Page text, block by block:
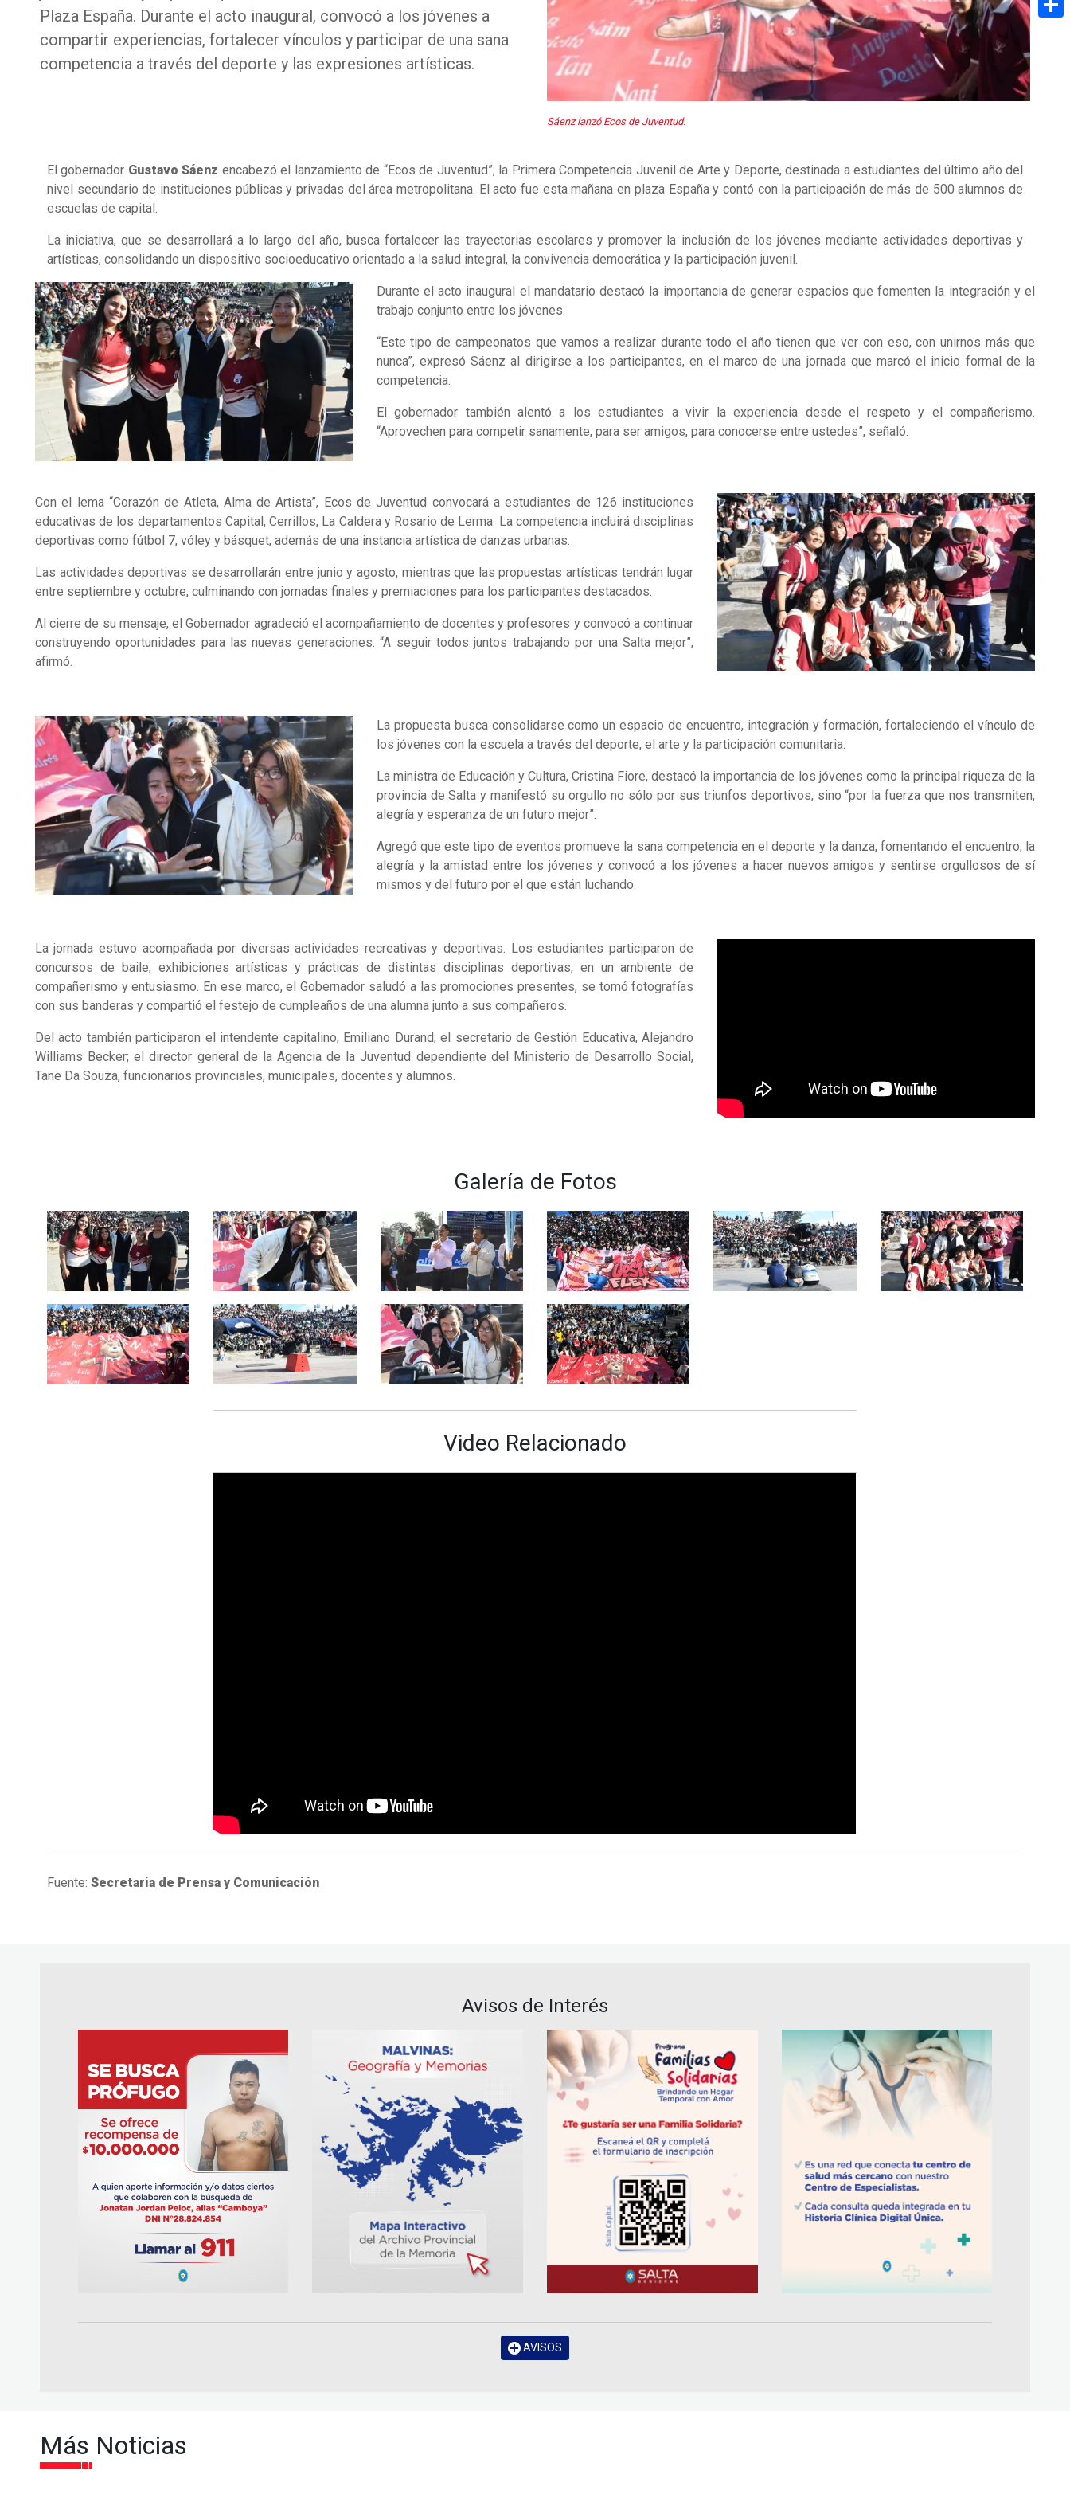
Plaza España. Durante el acto inaugural, convocó a los jóvenes a
compartir experiencias, fortalecer vínculos y participar de una sana
competencia a través del deporte y las expresiones artísticas.
Sáenz lanzó Ecos de Juventud.
El gobernador Gustavo Sáenz encabezó el lanzamiento de “Ecos de Juventud”, la Primera Competencia Juvenil de Arte y Deporte, destinada a estudiantes del último año del
nivel secundario de instituciones públicas y privadas del área metropolitana. El acto fue esta mañana en plaza España y contó con la participación de más de 500 alumnos de
escuelas de capital.
La iniciativa, que se desarrollará a lo largo del año, busca fortalecer las trayectorias escolares y promover la inclusión de los jóvenes mediante actividades deportivas y
artísticas, consolidando un dispositivo socioeducativo orientado a la salud integral, la convivencia democrática y la participación juvenil.
Durante el acto inaugural el mandatario destacó la importancia de generar espacios que fomenten la integración y el
trabajo conjunto entre los jóvenes.
“Este tipo de campeonatos que vamos a realizar durante todo el año tienen que ver con eso, con unirnos más que
nunca”, expresó Sáenz al dirigirse a los participantes, en el marco de una jornada que marcó el inicio formal de la
competencia.
El gobernador también alentó a los estudiantes a vivir la experiencia desde el respeto y el compañerismo.
“Aprovechen para competir sanamente, para ser amigos, para conocerse entre ustedes”, señaló.
Con el lema “Corazón de Atleta, Alma de Artista”, Ecos de Juventud convocará a estudiantes de 126 instituciones
educativas de los departamentos Capital, Cerrillos, La Caldera y Rosario de Lerma. La competencia incluirá disciplinas
deportivas como fútbol 7, vóley y básquet, además de una instancia artística de danzas urbanas.
Las actividades deportivas se desarrollarán entre junio y agosto, mientras que las propuestas artísticas tendrán lugar
entre septiembre y octubre, culminando con jornadas finales y premiaciones para los participantes destacados.
Al cierre de su mensaje, el Gobernador agradeció el acompañamiento de docentes y profesores y convocó a continuar
construyendo oportunidades para las nuevas generaciones. “A seguir todos juntos trabajando por una Salta mejor”,
afirmó.
La propuesta busca consolidarse como un espacio de encuentro, integración y formación, fortaleciendo el vínculo de
los jóvenes con la escuela a través del deporte, el arte y la participación comunitaria.
La ministra de Educación y Cultura, Cristina Fiore, destacó la importancia de los jóvenes como la principal riqueza de la
provincia de Salta y manifestó su orgullo no sólo por sus triunfos deportivos, sino “por la fuerza que nos transmiten,
alegría y esperanza de un futuro mejor”.
Agregó que este tipo de eventos promueve la sana competencia en el deporte y la danza, fomentando el encuentro, la
alegría y la amistad entre los jóvenes y convocó a los jóvenes a hacer nuevos amigos y sentirse orgullosos de sí
mismos y del futuro por el que están luchando.
La jornada estuvo acompañada por diversas actividades recreativas y deportivas. Los estudiantes participaron de
concursos de baile, exhibiciones artísticas y prácticas de distintas disciplinas deportivas, en un ambiente de
compañerismo y entusiasmo. En ese marco, el Gobernador saludó a las promociones presentes, se tomó fotografías
con sus banderas y compartió el festejo de cumpleaños de una alumna junto a sus compañeros.
Del acto también participaron el intendente capitalino, Emiliano Durand; el secretario de Gestión Educativa, Alejandro
Williams Becker; el director general de la Agencia de la Juventud dependiente del Ministerio de Desarrollo Social,
Tane Da Souza, funcionarios provinciales, municipales, docentes y alumnos.
Galería de Fotos
Video Relacionado
Fuente: Secretaria de Prensa y Comunicación
Avisos de Interés
AVISOS
Más Noticias